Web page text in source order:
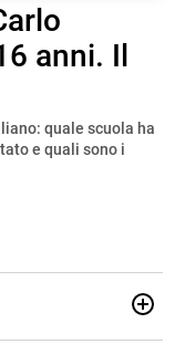
anni. Il
quale scuola ha
e quali sono i